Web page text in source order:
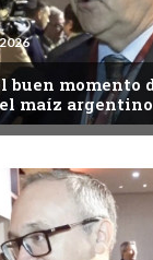
buen momento
maíz argentino